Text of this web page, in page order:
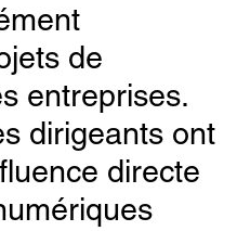
de
entreprises.
dirigeants ont
directe